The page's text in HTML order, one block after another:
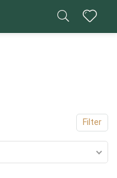
Filter